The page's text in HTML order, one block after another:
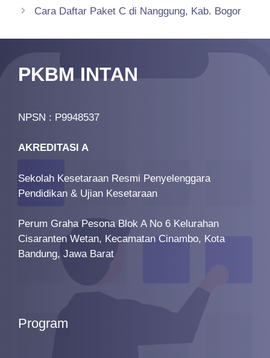
Cara Daftar Paket C di Nanggung, Kab. Bogor
PKBM INTAN
NPSN : P9948537
AKREDITASI A
Sekolah Kesetaraan Resmi Penyelenggara
Pendidikan & Ujian Kesetaraan
Perum Graha Pesona Blok A No 6 Kelurahan
Cisaranten Wetan, Kecamatan Cinambo, Kota
Bandung, Jawa Barat
Program